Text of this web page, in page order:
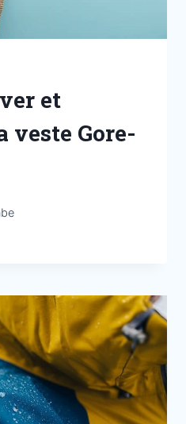
et
veste Gore-